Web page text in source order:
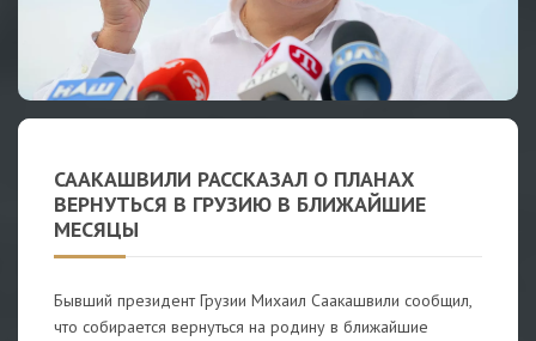
СААКАШВИЛИ РАССКАЗАЛ О ПЛАНАХ
ВЕРНУТЬСЯ В ГРУЗИЮ В БЛИЖАЙШИЕ
МЕСЯЦЫ
Бывший президент Грузии Михаил Саакашвили сообщил,
что собирается вернуться на родину в ближайшие